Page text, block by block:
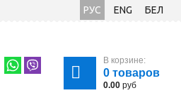
РУС ENG БЕЛ
В корзине:
0 товаров
0.00 руб